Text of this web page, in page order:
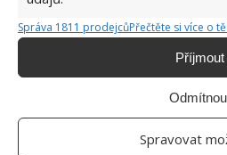
Správa 1811 prodejcůPřečtěte si více o
Příjmout
Spravovat
rozhodla